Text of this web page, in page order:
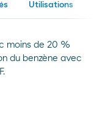
Utilisations
moins de 20 %
du benzène avec